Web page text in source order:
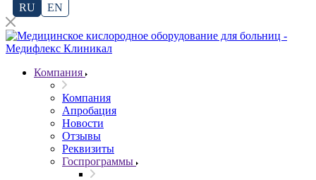
RU EN
Компания
Компания
Апробация
Новости
Отзывы
Реквизиты
Госпрограммы